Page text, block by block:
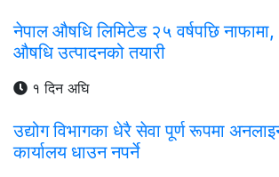
नेपाल औषधि लिमिटेड २५ वर्षपछि
औषधि उत्पादनको तयारी
१ दिन अघि
उद्योग विभागका धेरै सेवा पूर्ण रूपमा
कार्यालय धाउन नपर्ने